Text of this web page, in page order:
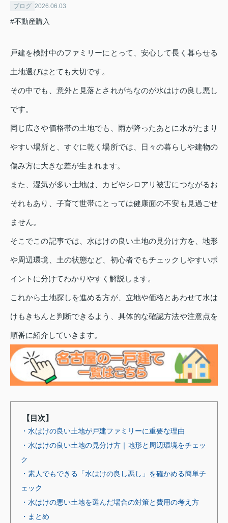
ブログ 2026.06.03
#不動産購入
戸建を検討中のファミリーにとって、安心して長く暮らせる
土地選びはとても大切です。
その中でも、意外と見落とされがちなのが水はけの良し悪し
です。
同じ広さや価格帯の土地でも、雨が降ったあとに水がたまり
やすい場所と、すぐに乾く場所では、日々の暮らしや建物の
傷み方に大きな差が生まれます。
また、湿気が多い土地は、カビやシロアリ被害につながるお
それもあり、子育て世帯にとっては健康面の不安も見過ごせ
ません。
そこでこの記事では、水はけの良い土地の見分け方を、地形
や周辺環境、土の状態など、初心者でもチェックしやすいポ
イントに分けてわかりやすく解説します。
これから土地探しを進める方が、立地や価格とあわせて水は
けもきちんと判断できるよう、具体的な確認方法や注意点を
順番に紹介していきます。
【目次】
・水はけの良い土地が戸建ファミリーに重要な理由
・水はけの良い土地の見分け方｜地形と周辺環境をチェッ
ク
・素人でもできる「水はけの良し悪し」を確かめる簡単チ
ェック
・水はけの悪い土地を選んだ場合の対策と費用の考え方
・まとめ